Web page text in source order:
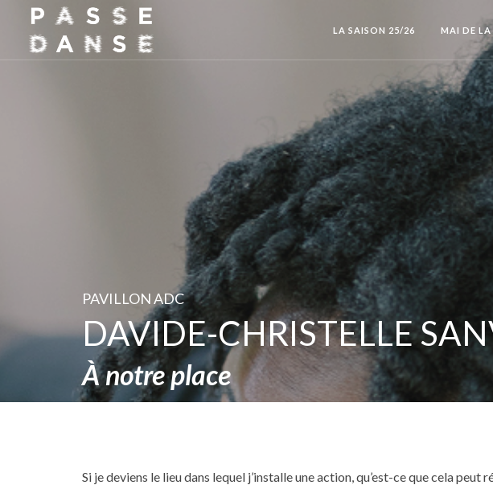
LA SAISON 25/26 MAI DE LA
PAVILLON ADC
DAVIDE-CHRISTELLE
À notre place
Si je deviens le lieu dans lequel j’installe une action, qu’est-ce que cela